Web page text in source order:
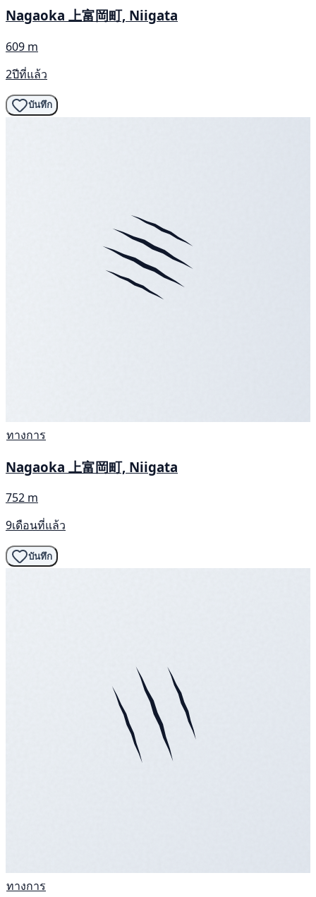
Nagaoka 上富岡町, Niigata
609 m
2ปีที่แล้ว
บันทึก
ทางการ
Nagaoka 上富岡町, Niigata
752 m
9เดือนที่แล้ว
บันทึก
ทางการ